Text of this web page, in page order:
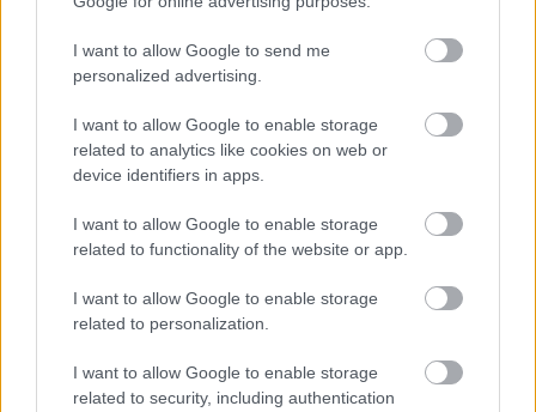
I want to allow Google to send me
personalized advertising.
I want to allow Google to enable storage
related to analytics like cookies on web or
device identifiers in apps.
I want to allow Google to enable storage
related to functionality of the website or app.
I want to allow Google to enable storage
related to personalization.
I want to allow Google to enable storage
related to security, including authentication
Főigazgató kerestetik
szinhazhu•2005. július 07.
A pályázati javaslattevõ bizottság tagjainak névsora: